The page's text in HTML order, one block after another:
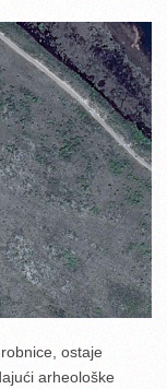
ostaje
arheološke